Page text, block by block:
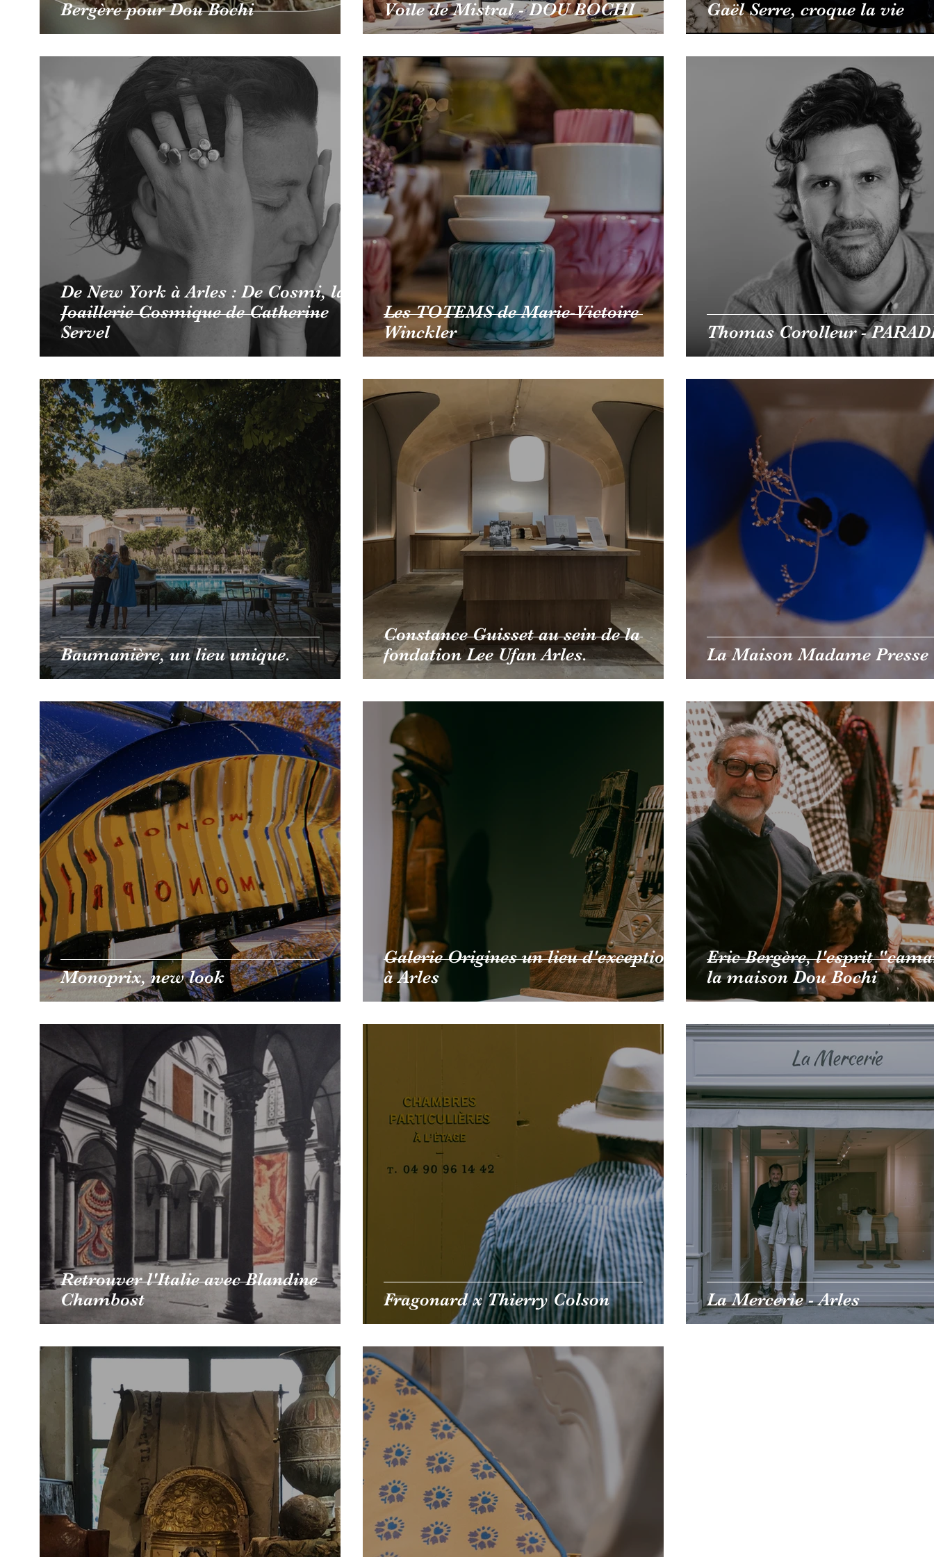
Bergère pour Dou Bochi Voile de Mistral - DOU BOCHI Gaël Serre, croque la vie
De New York à Arles : De Cosmi, la
Joaillerie Cosmique de Catherine
Servel
Les TOTEMS de Marie-Victoire
Winckler
Thomas Corolleur -
Baumanière, un lieu unique.
Constance Guisset au sein de la
fondation Lee Ufan Arles.
La Maison Madame Presse
Monoprix, new look
Galerie Origines un lieu d'exception
à Arles
Eric Bergère, l'esprit
la maison Dou Bochi
Retrouver l'Italie avec Blandine
Chambost
Fragonard x Thierry Colson La Mercerie - Arles